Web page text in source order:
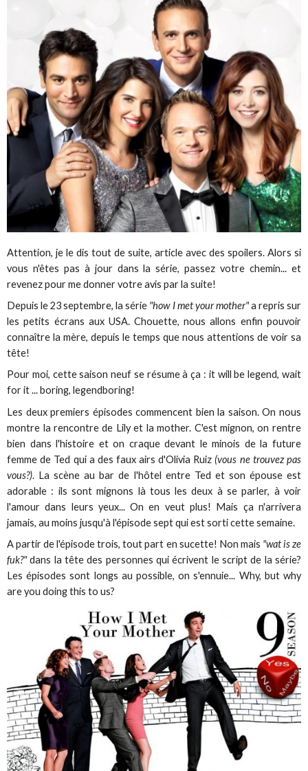
Attention, je le dis tout de suite, article avec des spoilers. Alors si
vous n'êtes pas à jour dans la série, passez votre chemin... et
revenez pour me donner votre avis par la suite!
Depuis le 23 septembre, la série "how I met your mother"a repris sur
les petits écrans aux USA. Chouette, nous allons enfin pouvoir
connaître la mère, depuis le temps que nous attentions de voir sa
tête!
Pour moi, cette saison neuf se résume à ça : it will be legend, wait
for it ... boring, legendboring!
Les deux premiers épisodes commencent bien la saison. On nous
montre la rencontre de Lily et la mother. C'est mignon, on rentre
bien dans l'histoire et on craque devant le minois de la future
femme de Ted qui a des faux airs d'Olivia Ruiz (vous ne trouvez pas
vous?). La scène au bar de l'hôtel entre Ted et son épouse est
adorable : ils sont mignons là tous les deux à se parler, à voir
l'amour dans leurs yeux... On en veut plus! Mais ça n'arrivera
jamais, au moins jusqu'à l'épisode sept qui est sorti cette semaine.
A partir de l'épisode trois, tout part en sucette! Non mais "wat is ze
fuk?"dans la tête des personnes qui écrivent le script de la série?
Les épisodes sont longs au possible, on s'ennuie... Why, but why
are you doing this to us?